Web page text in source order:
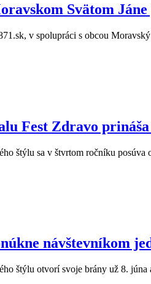
Svätom
v spolupráci s obcou
Fest Zdravo
štýlu sa v štvrtom ročníku
návštevníkom
štýlu otvorí svoje brány už 8.